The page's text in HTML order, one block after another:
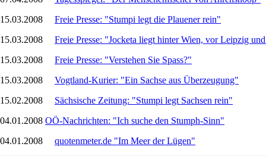
15.03.2008 Freie Presse: "Stumpi legt die Plauener rein"
15.03.2008 Freie Presse: "Jocketa liegt hinter Wien, vor Leipzig
15.03.2008 Freie Presse: "Verstehen Sie Spass?"
15.03.2008 Vogtland-Kurier: "Ein Sachse aus Überzeugung"
15.02.2008 Sächsische Zeitung: "Stumpi legt Sachsen rein"
04.01.2008 OÖ-Nachrichten: "Ich suche den Stumph-Sinn"
04.01.2008 quotenmeter.de "Im Meer der Lügen"